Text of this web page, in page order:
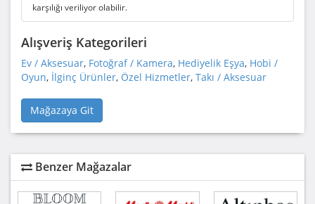
karşılığı veriliyor olabilir.
Alışveriş Kategorileri
Ev / Aksesuar, Fotoğraf / Kamera, Hediyelik Eşya, Hobi /
Oyun, İlginç Ürünler, Özel Hizmetler, Takı / Aksesuar
Mağazaya Git
Benzer Mağazalar